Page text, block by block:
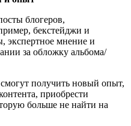
блогеров,
бекстейджи и
экспертное мнение и
за обложку альбома/
получить новый опыт,
приобрести
больше не найти на